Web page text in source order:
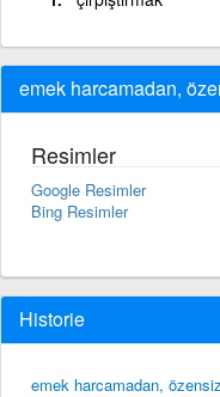
emek harcamadan,
Resimler
Google Resimler
Bing Resimler
Historie
emek harcamadan,